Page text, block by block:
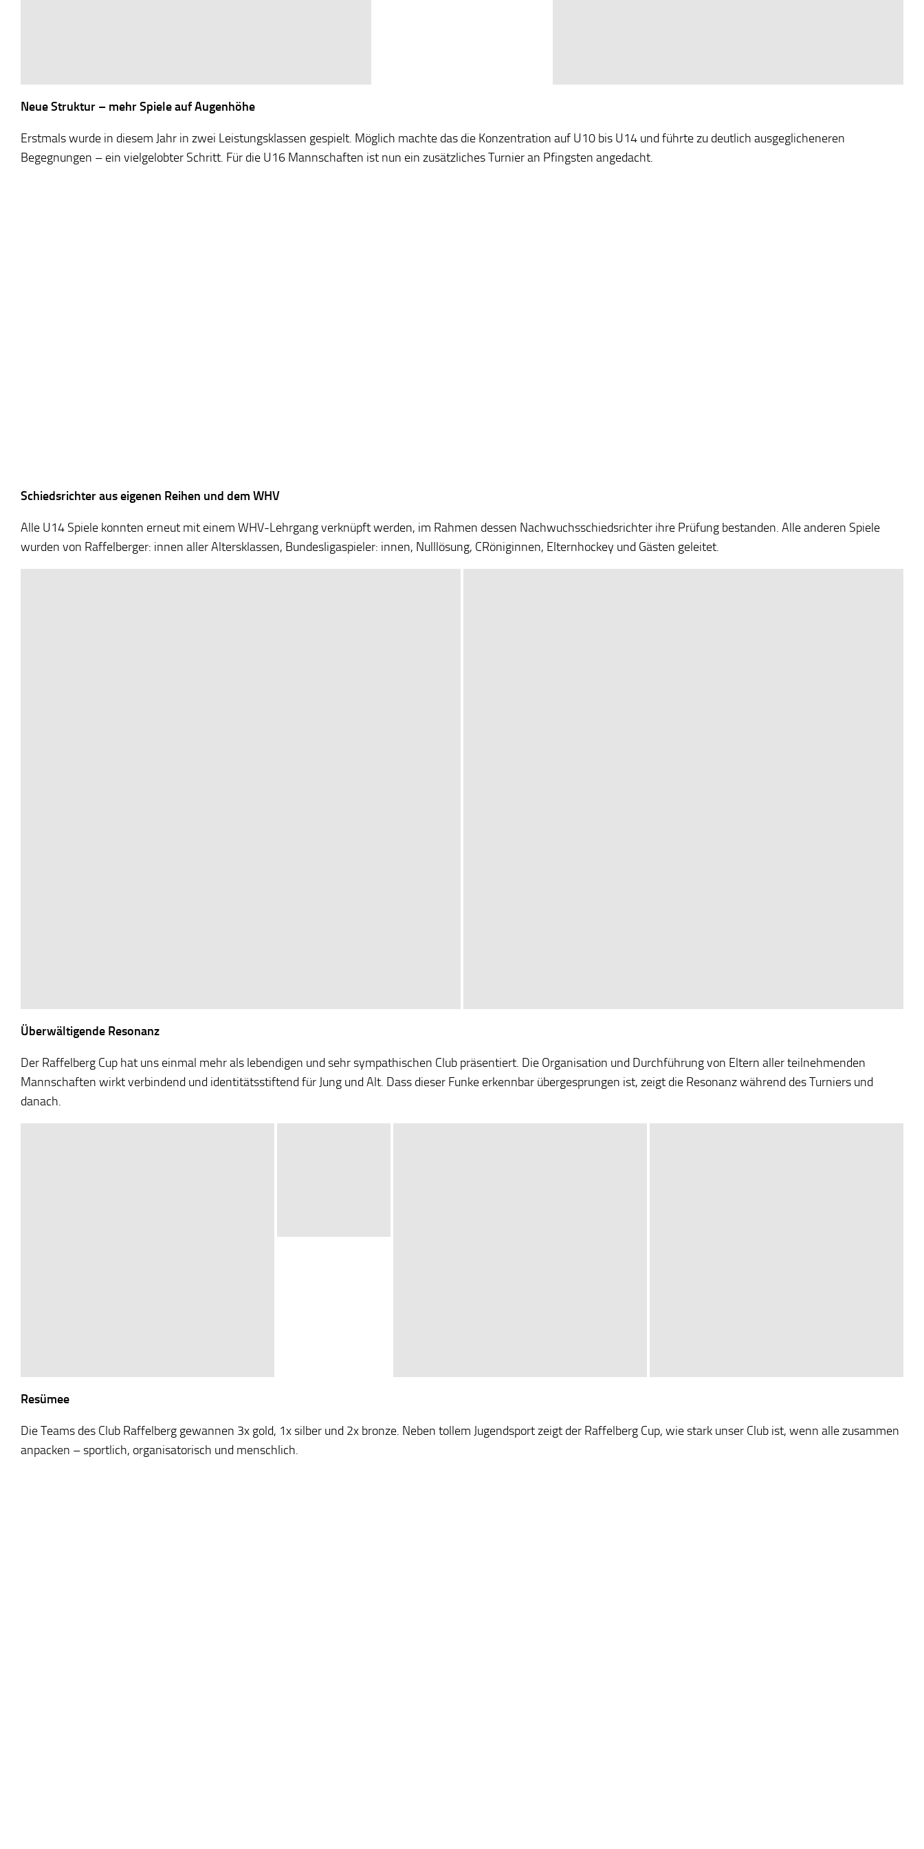
Neue Struktur – mehr Spiele auf Augenhöhe
Erstmals wurde in diesem Jahr in zwei Leistungsklassen gespielt. Möglich machte das die Konzentration auf U10 bis U14 und führte zu deutlich ausgeglicheneren
Begegnungen – ein vielgelobter Schritt. Für die U16 Mannschaften ist nun ein zusätzliches Turnier an Pfingsten angedacht.
Schiedsrichter aus eigenen Reihen und dem WHV
Alle U14 Spiele konnten erneut mit einem WHV-Lehrgang verknüpft werden, im Rahmen dessen Nachwuchsschiedsrichter ihre Prüfung bestanden. Alle anderen Spiele
wurden von Raffelberger: innen aller Altersklassen, Bundesligaspieler: innen, Nulllösung, CRöniginnen, Elternhockey und Gästen geleitet.
Überwältigende Resonanz
Der Raffelberg Cup hat uns einmal mehr als lebendigen und sehr sympathischen Club präsentiert. Die Organisation und Durchführung von Eltern aller teilnehmenden
Mannschaften wirkt verbindend und identitätsstiftend für Jung und Alt. Dass dieser Funke erkennbar übergesprungen ist, zeigt die Resonanz während des Turniers und
danach.
Resümee
Die Teams des Club Raffelberg gewannen 3x gold, 1x silber und 2x bronze. Neben tollem Jugendsport zeigt der Raffelberg Cup, wie stark unser Club ist, wenn alle zusammen
anpacken – sportlich, organisatorisch und menschlich.